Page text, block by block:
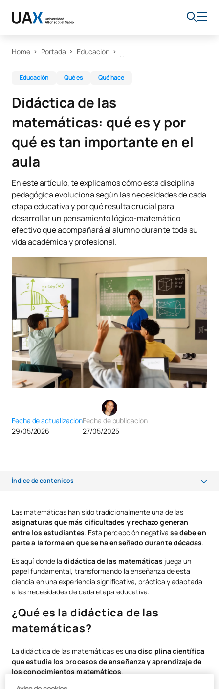
Home Portada Educación
Educación Qué es Qué hace
Didáctica de las
matemáticas: qué es y por
qué es tan importante en el
aula
En este artículo, te explicamos cómo esta disciplina
pedagógica evoluciona según las necesidades de cada
etapa educativa y por qué resulta crucial para
desarrollar un pensamiento lógico-matemático
efectivo que acompañará al alumno durante toda su
vida académica y profesional.
Fecha de actualización
29/05/2026
Fecha de publicación
27/05/2025
Índice de contenidos
Estudia y especialízate en Didáctica de las Matemáticas con UAX
La didáctica de las matemáticas en infantil
Didáctica de las matemáticas en primaria
Didáctica de las matemáticas en secundaria y bachillerato
Retos actuales en la didáctica de las matemáticas
Las matemáticas han sido tradicionalmente una de las
asignaturas que más dificultades y rechazo generan
entre los estudiantes. Esta percepción negativa se debe en
parte a la forma en que se ha enseñado durante décadas.
Es aquí donde ladidáctica de las matemáticas juega un
papel fundamental, transformando la enseñanza de esta
ciencia en una experiencia significativa, práctica y adaptada
a las necesidades de cada etapa educativa.
¿Qué es la didáctica de las
matemáticas?
La didáctica de las matemáticas es unadisciplina científica
que estudia los procesos de enseñanza y aprendizaje de
los conocimientos matemáticos.